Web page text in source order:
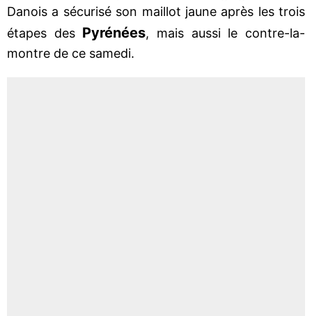
Danois a sécurisé son maillot jaune après les trois
étapes des Pyrénées, mais aussi le contre-la-
montre de ce samedi.